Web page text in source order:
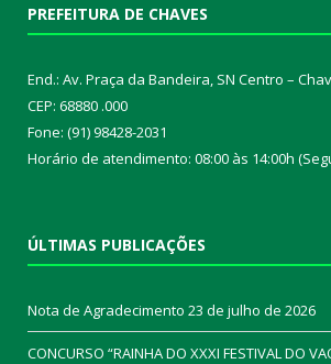
PREFEITURA DE CHAVES
End.: Av. Praça da Bandeira, SN Centro –
CEP: 68880 .000
Fone: (91) 98428-2031
Horário de atendimento: 08:00 às 14:00h
ÚLTIMAS PUBLICAÇÕES
Nota de Agradecimento 23 de julho de 2026
CONCURSO “RAINHA DO XXXI FESTIVAL DO